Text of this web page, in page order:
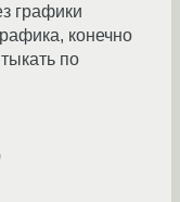
графики
конечно
по